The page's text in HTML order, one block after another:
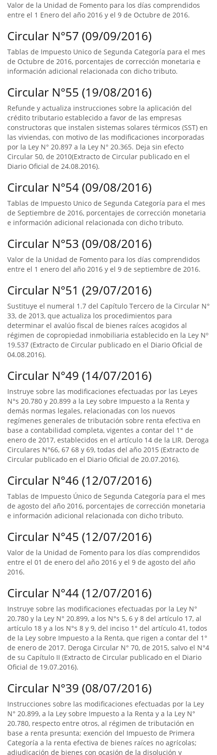
Valor de la Unidad de Fomento para los días comprendidos
entre el 1 Enero del año 2016 y el 9 de Octubre de 2016.
Circular N°57 (09/09/2016)
Tablas de Impuesto Unico de Segunda Categoría para el mes
de Octubre de 2016, porcentajes de corrección monetaria e
información adicional relacionada con dicho tributo.
Circular N°55 (19/08/2016)
Refunde y actualiza instrucciones sobre la aplicación del
crédito tributario establecido a favor de las empresas
constructoras que instalen sistemas solares térmicos (SST) en
las viviendas, con motivo de las modificaciones incorporadas
por la Ley N° 20.897 a la Ley N° 20.365. Deja sin efecto
Circular 50, de 2010(Extracto de Circular publicado en el
Diario Oficial de 24.08.2016).
Circular N°54 (09/08/2016)
Tablas de Impuesto Unico de Segunda Categoría para el mes
de Septiembre de 2016, porcentajes de corrección monetaria
e información adicional relacionada con dicho tributo.
Circular N°53 (09/08/2016)
Valor de la Unidad de Fomento para los días comprendidos
entre el 1 enero del año 2016 y el 9 de septiembre de 2016.
Circular N°51 (29/07/2016)
Sustituye el numeral 1.7 del Capítulo Tercero de la Circular N°
33, de 2013, que actualiza los procedimientos para
determinar el avalúo fiscal de bienes raíces acogidos al
régimen de copropiedad inmobiliaria establecido en la Ley Nº
19.537 (Extracto de Circular publicado en el Diario Oficial de
04.08.2016).
Circular N°49 (14/07/2016)
Instruye sobre las modificaciones efectuadas por las Leyes
N°s 20.780 y 20.899 a la Ley sobre Impuesto a la Renta y
demás normas legales, relacionadas con los nuevos
regímenes generales de tributación sobre renta efectiva en
base a contabilidad completa, vigentes a contar del 1° de
enero de 2017, establecidos en el artículo 14 de la LIR. Deroga
Circulares N°66, 67 68 y 69, todas del año 2015 (Extracto de
Circular publicado en el Diario Oficial de 20.07.2016).
Circular N°46 (12/07/2016)
Tablas de Impuesto Único de Segunda Categoría para el mes
de agosto del año 2016, porcentajes de corrección monetaria
e información adicional relacionada con dicho tributo.
Circular N°45 (12/07/2016)
Valor de la Unidad de Fomento para los días comprendidos
entre el 01 de enero del año 2016 y el 9 de agosto del año
2016.
Circular N°44 (12/07/2016)
Instruye sobre las modificaciones efectuadas por la Ley N°
20.780 y la Ley N° 20.899, a los N°s 5, 6 y 8 del artículo 17, al
artículo 18 y a los N°s 8 y 9, del inciso 1° del artículo 41, todos
de la Ley sobre Impuesto a la Renta, que rigen a contar del 1°
de enero de 2017. Deroga Circular N° 70, de 2015, salvo el N°4
de su Capítulo II (Extracto de Circular publicado en el Diario
Oficial de 19.07.2016).
Circular N°39 (08/07/2016)
Instrucciones sobre las modificaciones efectuadas por la Ley
N° 20.899, a la Ley sobre Impuesto a la Renta y a la Ley N°
20.780, respecto entre otros, al régimen de tributación en
base a renta presunta; exención del Impuesto de Primera
Categoría a la renta efectiva de bienes raíces no agrícolas;
adjudicación de bienes con ocasión de la disolución y